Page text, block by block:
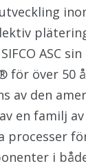
ASC
för över 50
av den
en familj
processer
i